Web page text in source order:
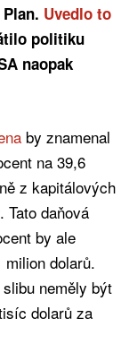
Uvedlo to
politiku
naopak
by znamenal
na 39,6
z kapitálových
daňová
by ale
dolarů.
neměly být
dolarů za